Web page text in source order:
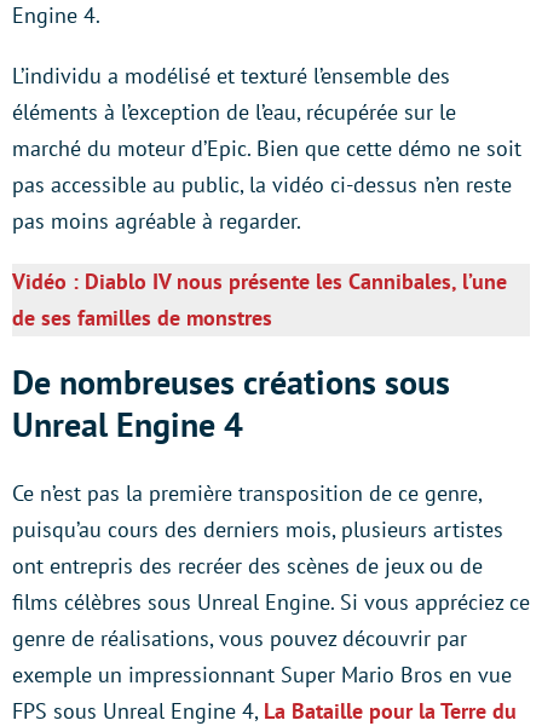
Engine 4.
L’individu a modélisé et texturé l’ensemble des
éléments à l’exception de l’eau, récupérée sur le
marché du moteur d’Epic. Bien que cette démo ne soit
pas accessible au public, la vidéo ci-dessus n’en reste
pas moins agréable à regarder.
Vidéo : Diablo IV nous présente les Cannibales, l’une
de ses familles de monstres
De nombreuses créations sous
Unreal Engine 4
Ce n’est pas la première transposition de ce genre,
puisqu’au cours des derniers mois, plusieurs artistes
ont entrepris des recréer des scènes de jeux ou de
films célèbres sous Unreal Engine. Si vous appréciez ce
genre de réalisations, vous pouvez découvrir par
exemple un impressionnant Super Mario Bros en vue
FPS sous Unreal Engine 4, La Bataille pour la Terre du